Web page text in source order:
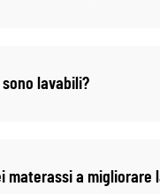
lavabili?
materassi a migliorare